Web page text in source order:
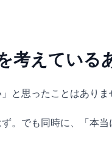
考えている
と思ったことはありま
。でも同時に、「本